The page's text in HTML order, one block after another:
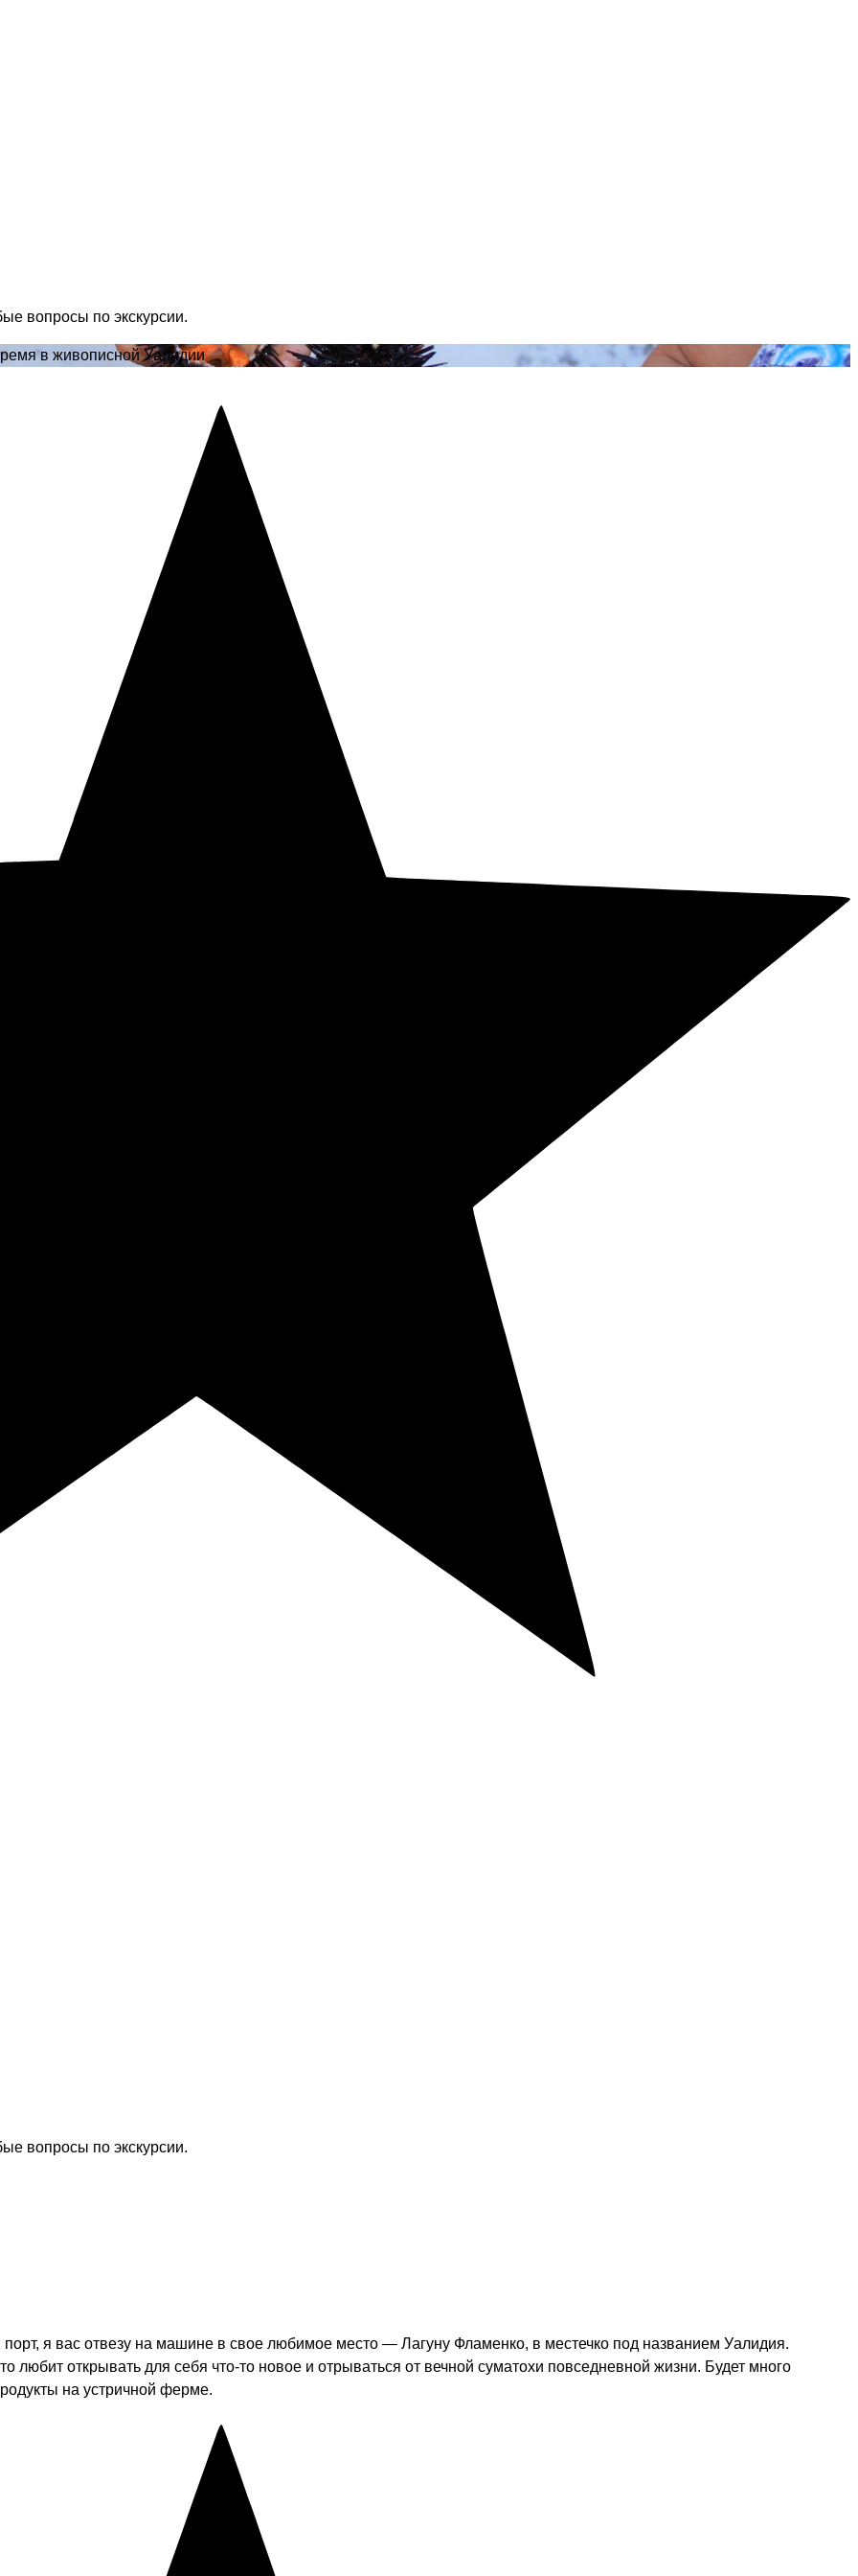
вопросы по экскурсии.
в живописной Уалидии
вопросы по экскурсии.
я вас отвезу на машине в свое любимое место — Лагуну Фламенко, в местечко под названием Уалидия.
открывать для себя что-то новое и отрываться от вечной суматохи повседневной жизни. Будет много
на устричной ферме.